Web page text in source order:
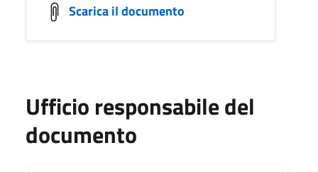
Scarica il documento
Ufficio responsabile del
documento